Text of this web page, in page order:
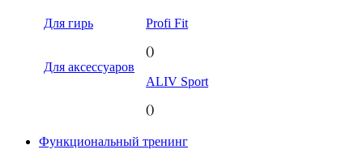
Для гирь
Для аксессуаров
Profi Fit
()
ALIV Sport
()
Функциональный тренинг